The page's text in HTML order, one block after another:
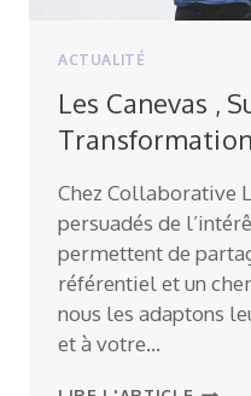
ACTUALITÉ
Les Canevas ,
Chez Collaborative
persuadés de
permettent de
référentiel et un
nous les adaptons
et à votre…
LES